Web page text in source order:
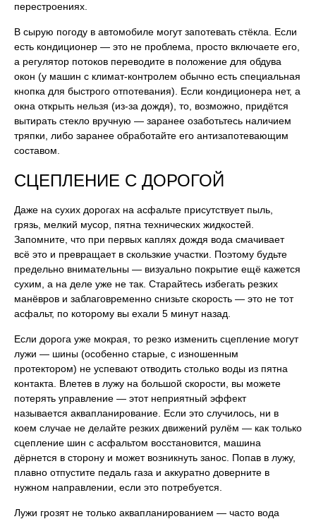
перестроениях.
В сырую погоду в автомобиле могут запотевать стёкла. Если
есть кондиционер — это не проблема, просто включаете его,
а регулятор потоков переводите в положение для обдува
окон (у машин с климат-контролем обычно есть специальная
кнопка для быстрого отпотевания). Если кондиционера нет, а
окна открыть нельзя (из-за дождя), то, возможно, придётся
вытирать стекло вручную — заранее озаботьтесь наличием
тряпки, либо заранее обработайте его антизапотевающим
составом.
СЦЕПЛЕНИЕ С ДОРОГОЙ
Даже на сухих дорогах на асфальте присутствует пыль,
грязь, мелкий мусор, пятна технических жидкостей.
Запомните, что при первых каплях дождя вода смачивает
всё это и превращает в скользкие участки. Поэтому будьте
предельно внимательны — визуально покрытие ещё кажется
сухим, а на деле уже не так. Старайтесь избегать резких
манёвров и заблаговременно снизьте скорость — это не тот
асфальт, по которому вы ехали 5 минут назад.
Если дорога уже мокрая, то резко изменить сцепление могут
лужи — шины (особенно старые, с изношенным
протектором) не успевают отводить столько воды из пятна
контакта. Влетев в лужу на большой скорости, вы можете
потерять управление — этот неприятный эффект
называется аквапланирование. Если это случилось, ни в
коем случае не делайте резких движений рулём — как только
сцепление шин с асфальтом восстановится, машина
дёрнется в сторону и может возникнуть занос. Попав в лужу,
плавно отпустите педаль газа и аккуратно доверните в
нужном направлении, если это потребуется.
Лужи грозят не только аквапланированием — часто вода